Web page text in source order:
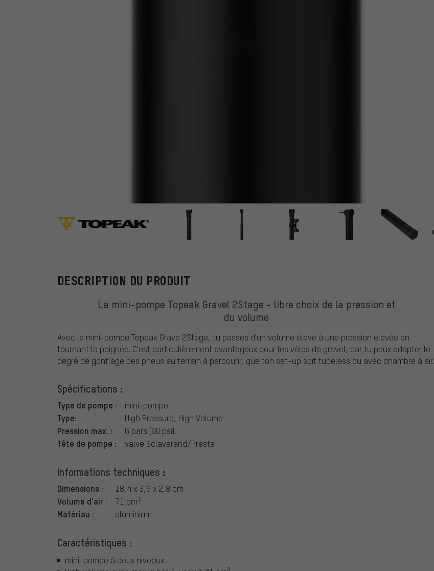
DESCRIPTION DU PRODUIT
La mini-pompe Topeak Gravel 2Stage - libre choix de la pression et
du volume
Avec la mini-pompe Topeak Grave 2Stage, tu passes d'un volume élevé à une pression élevée en
tournant la poignée. C'est particulièrement avantageux pour les vélos de gravel, car tu peux adapter le
degré de gonflage des pneus au terrain à parcourir, que ton set-up soit tubeless ou avec chambre à air.
Spécifications :
Type de pompe : mini-pompe
Type: High Pressure, High Volume
Pression max. : 6 bars (90 psi)
Tête de pompe : valve Sclaverand/Presta
Informations techniques :
Dimensions : 18,4 x 3,6 x 2,8 cm
Volume d'air : 71 cm3
Matériau : aluminium
Caractéristiques :
mini-pompe à deux niveaux
3